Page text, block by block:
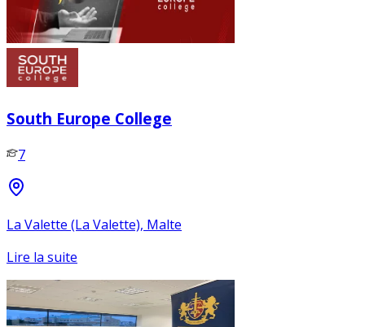
South Europe College
7
La Valette (La Valette), Malte
Lire la suite